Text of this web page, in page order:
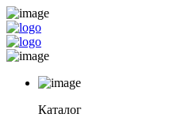
Каталог